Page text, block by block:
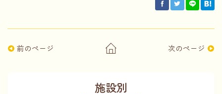
前のページ 次のページ
施設別